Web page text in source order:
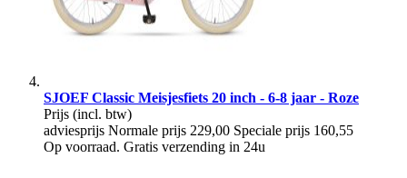
SJOEF Classic Meisjesfiets 20 inch - 6-8 jaar - Roze
Prijs (incl. btw)
adviesprijs Normale prijs 229,00 Speciale prijs 160,55
Op voorraad. Gratis verzending in 24u